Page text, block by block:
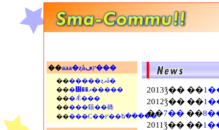
��
aaa�ȥåץڡ���
��
�����ȥޥå�
��
�᡼��ޥ�����
���Ǽ���
�����䤤��碌
��
���С��ץ��ե�����
2013ǯ�� ��
2012ǯ�� ��
��7�� ��
2011ǯ�� ��